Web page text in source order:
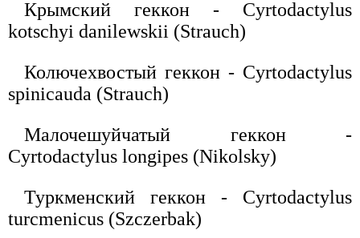
Крымский геккон - Cyrtodactylus
kotschyi danilewskii (Strauch)
Колючехвостый геккон - Cyrtodactylus
spinicauda (Strauch)
Малочешуйчатый геккон -
Cyrtodactylus longipes (Nikolsky)
Туркменский геккон - Cyrtodactylus
turcmenicus (Szczerbak)